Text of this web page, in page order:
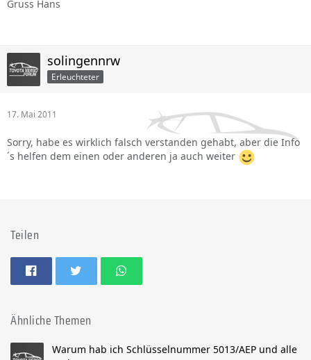
Gruss Hans
solingennrw
Erleuchteter
17. Mai 2011
Sorry, habe es wirklich falsch verstanden gehabt, aber die Info
´s helfen dem einen oder anderen ja auch weiter
Teilen
Ähnliche Themen
Warum hab ich Schlüsselnummer 5013/AEP und alle